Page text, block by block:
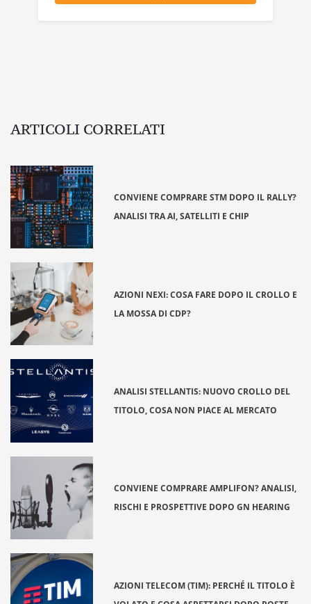
ARTICOLI CORRELATI
CONVIENE COMPRARE STM DOPO IL RALLY?
ANALISI TRA AI, SATELLITI E CHIP
AZIONI NEXI: COSA FARE DOPO IL CROLLO E
LA MOSSA DI CDP?
ANALISI STELLANTIS: NUOVO CROLLO DEL
TITOLO, COSA NON PIACE AL MERCATO
CONVIENE COMPRARE AMPLIFON? ANALISI,
RISCHI E PROSPETTIVE DOPO GN HEARING
AZIONI TELECOM (TIM): PERCHÉ IL TITOLO È